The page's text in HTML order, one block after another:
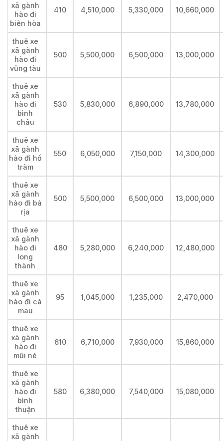
xã gành
hào đi
biên hòa
410 4,510,000 5,330,000 10,660,000
thuê xe
xã gành
hào đi
vũng tàu
500 5,500,000 6,500,000 13,000,000
thuê xe
xã gành
hào đi
bình
châu
530 5,830,000 6,890,000 13,780,000
thuê xe
xã gành
hào đi hồ
tràm
550 6,050,000 7,150,000 14,300,000
thuê xe
xã gành
hào đi bà
rịa
500 5,500,000 6,500,000 13,000,000
thuê xe
xã gành
hào đi
long
thành
480 5,280,000 6,240,000 12,480,000
thuê xe
xã gành
hào đi cà
mau
95 1,045,000 1,235,000 2,470,000
thuê xe
xã gành
hào đi
mũi né
610 6,710,000 7,930,000 15,860,000
thuê xe
xã gành
hào đi
bình
thuận
580 6,380,000 7,540,000 15,080,000
thuê xe
xã gành